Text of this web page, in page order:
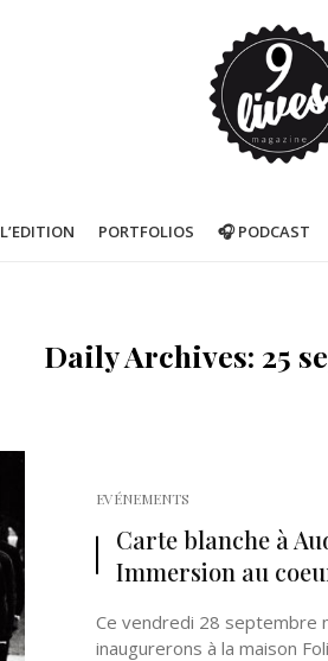
L’EDITION PORTFOLIOS 🎧 PODCAST
Daily Archives: 25
EVÉNEMENTS
Carte blanche à
Immersion au
Ce vendredi 28 septembre
inaugurerons à la maison